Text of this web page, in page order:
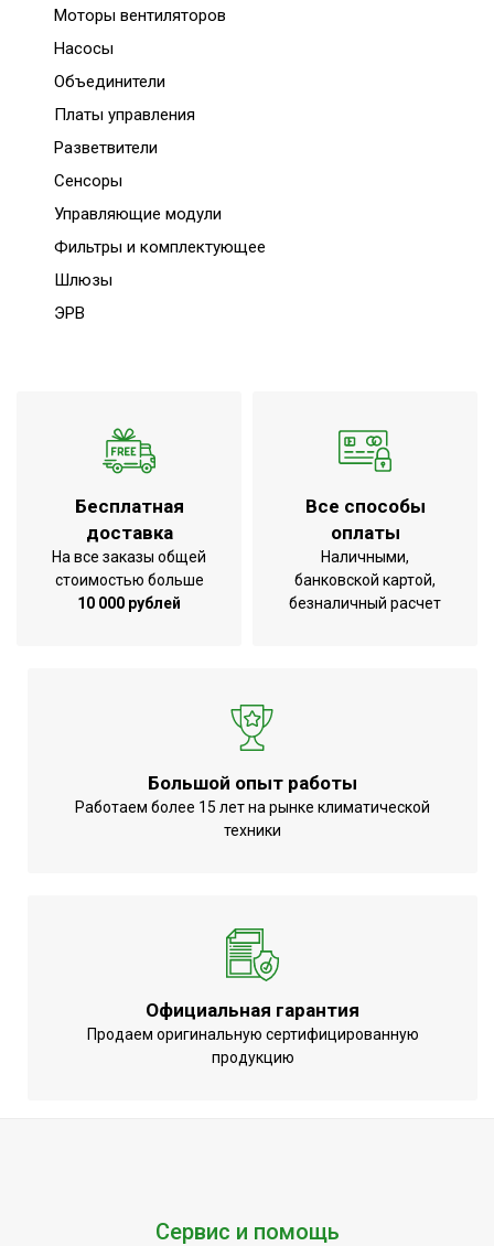
Моторы вентиляторов
Насосы
Объединители
Платы управления
Разветвители
Сенсоры
Управляющие модули
Фильтры и комплектующее
Шлюзы
ЭРВ
Бесплатная
доставка
На все заказы общей
стоимостью больше
10 000 рублей
Все способы
оплаты
Наличными,
банковской картой,
безналичный расчет
Большой опыт работы
Работаем более 15 лет на рынке климатической
техники
Официальная гарантия
Продаем оригинальную сертифицированную
продукцию
Сервис и помощь